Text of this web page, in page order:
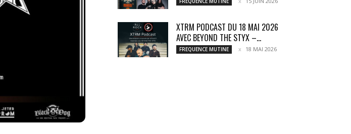
XTRM PODCAST DU 18 MAI 2026
AVEC BEYOND THE STYX –...
FREQUENCE MUTINE 18 MAI 2026